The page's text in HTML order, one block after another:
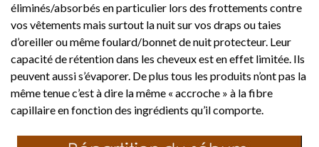
éliminés/absorbés en particulier lors des frottements contre
vos vêtements mais surtout la nuit sur vos draps ou taies
d’oreiller ou même foulard/bonnet de nuit protecteur. Leur
capacité de rétention dans les cheveux est en effet limitée. Ils
peuvent aussi s’évaporer. De plus tous les produits n’ont pas la
même tenue c’est à dire la même « accroche » à la fibre
capillaire en fonction des ingrédients qu’il comporte.